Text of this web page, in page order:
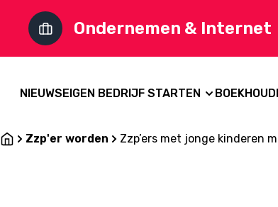
Ondernemen & Internet
NIEUWSEIGEN BEDRIJF STARTEN
Zzp'er worden Zzp’ers met jonge kinderen